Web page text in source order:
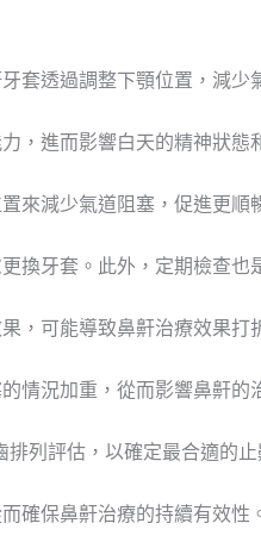
套透過調整下顎位置，減少
，進而影響白天的精神狀態
來減少氣道阻塞，促進更順
換牙套。此外，定期檢查也
，可能導致鼻鼾治療效果打
情況加重，從而影響鼻鼾的
列評估，以確定最合適的止
確保鼻鼾治療的持續有效性